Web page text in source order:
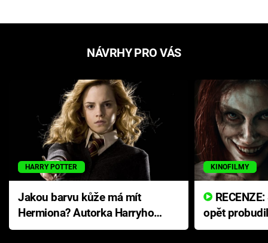
NÁVRHY PRO VÁS
HARRY POTTER
Jakou barvu kůže má mít
Hermiona? Autorka Harryho
Pottera přišla s ráznou
KINOFILMY
opět
přichází s